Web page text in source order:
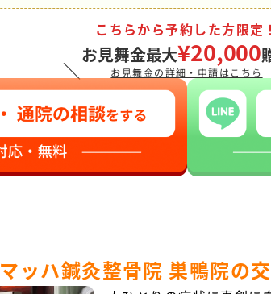
＼
こちらから予約した方限定！
お見舞金最大¥20,000
お見舞金の詳細・申請はこちら
マッハ鍼灸整骨院 巣鴨院の